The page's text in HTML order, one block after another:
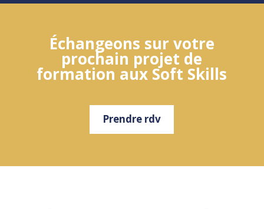
Échangeons sur votre
prochain projet de
formation aux Soft Skills
Prendre rdv